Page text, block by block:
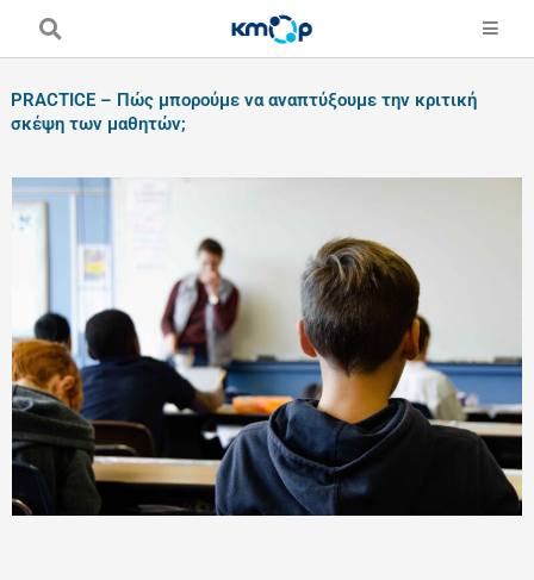
PRACTICE – Πώς μπορούμε να αναπτύξουμε την κριτική
σκέψη των μαθητών;